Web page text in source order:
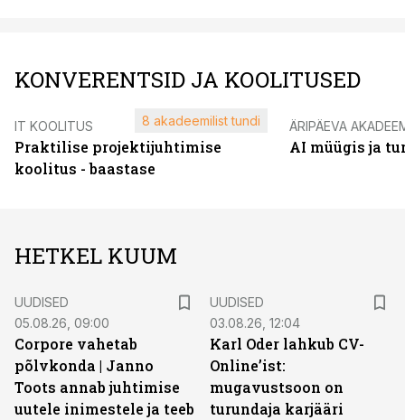
KONVERENTSID JA KOOLITUSED
IT KOOLITUS
Praktilise projektijuhtimise
koolitus - baastase
8 akadeemilist tundi ÄRIPÄEVA
AI müügis ja
HETKEL KUUM
UUDISED
05.08.26, 09:00
Corpore vahetab
põlvkonda | Janno
Toots annab juhtimise
uutele inimestele ja teeb
UUDISED
03.08.26, 12:04
Karl Oder lahkub CV-
Online’ist:
mugavustsoon on
turundaja karjääri